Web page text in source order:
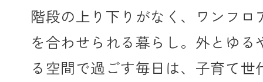
階段の上り下りがなく、ワンフロ
を合わせられる暮らし。外とゆる
る空間で過ごす毎日は、子育て世